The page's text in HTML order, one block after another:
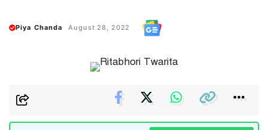
Piya Chanda August 28, 2022